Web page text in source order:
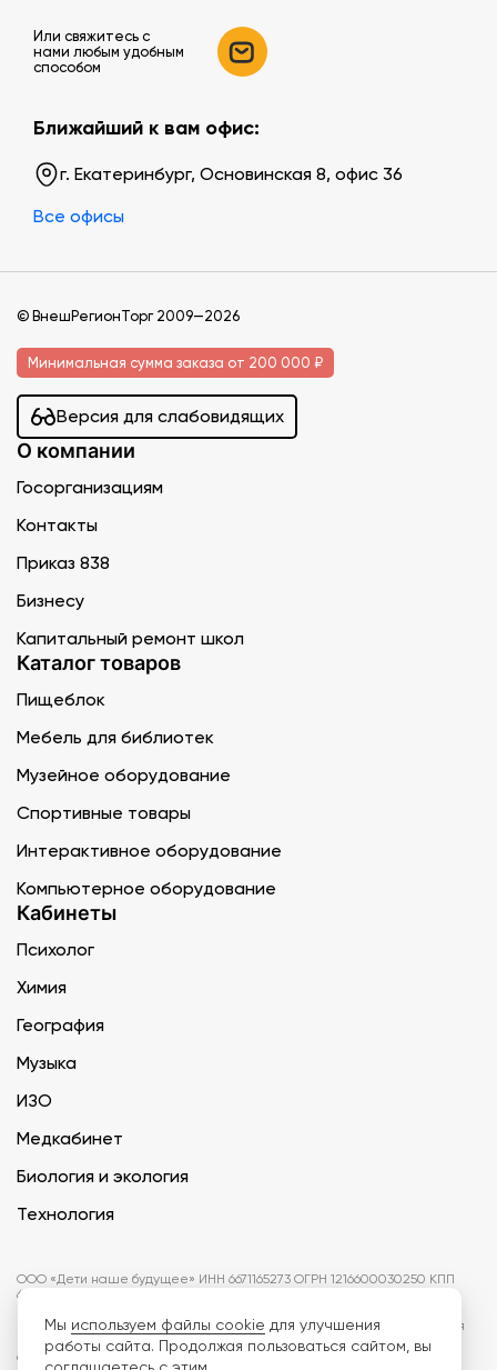
Или свяжитесь c
нами любым удобным
способом
Ближайший к вам офис:
г. Екатеринбург, Основинская 8, офис 36
Все офисы
© ВнешРегионТорг 2009—2026
Минимальная сумма заказа от 200 000 ₽
Версия для слабовидящих
О компании
Госорганизациям
Контакты
Приказ 838
Бизнесу
Капитальный ремонт школ
Каталог товаров
Пищеблок
Мебель для библиотек
Музейное оборудование
Спортивные товары
Интерактивное оборудование
Компьютерное оборудование
Кабинеты
Психолог
Химия
География
Музыка
ИЗО
Медкабинет
Биология и экология
Технология
ООО «Дети наше будущее» ИНН 6671165273 ОГРН 1216600030250 КПП
667101001 БИК 046577674
Информация на сайте не является публичной офертой. Изображения
могут отличаться от поставляемых товаров. Поставщик оставляет за
собой право изменить цены и характеристики товаров без
Мы используем файлы cookie для улучшения
работы сайта. Продолжая пользоваться сайтом, вы